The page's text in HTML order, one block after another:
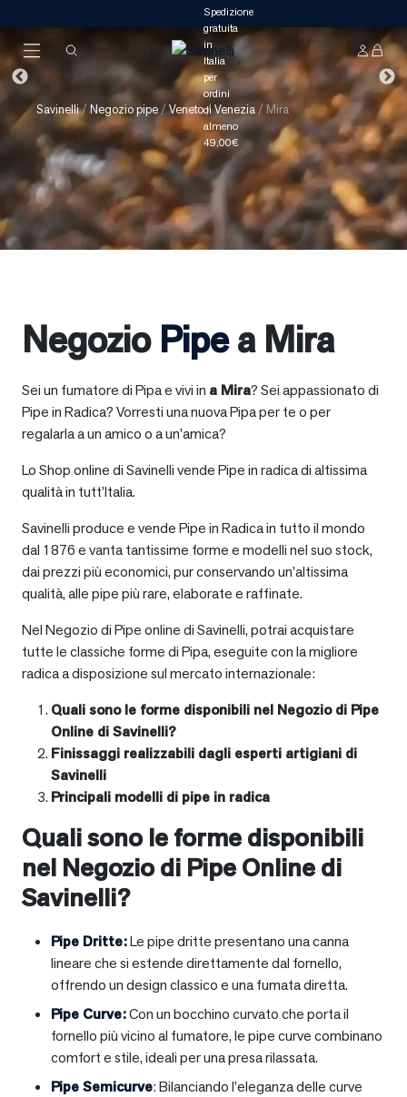
Savinelli/ Negozio pipe/Veneto/Venezia / Mira
Negozio Pipea Mira
Sei un fumatore di Pipa e vivi in a Mira? Sei appassionato di
Pipe in Radica? Vorresti una nuova Pipa per te o per
regalarla a un amico o a un’amica?
Lo Shop online di Savinelli vende Pipe in radica di altissima
qualità in tutt’Italia.
Savinelli produce e vende Pipe in Radica in tutto il mondo
dal 1876 e vanta tantissime forme e modelli nel suo stock,
dai prezzi più economici, pur conservando un’altissima
qualità, alle pipe più rare, elaborate e raffinate.
Nel Negozio di Pipe online di Savinelli, potrai acquistare
tutte le classiche forme di Pipa, eseguite con la migliore
radica a disposizione sul mercato internazionale:
Quali sono le forme disponibili nel Negozio di Pipe
Online di Savinelli?
Finissaggi realizzabili dagli esperti artigiani di
Savinelli
Principali modelli di pipe in radica
Quali sono le forme disponibili
nel Negozio di Pipe Online di
Savinelli?
Pipe Dritte:Le pipe dritte presentano una canna
lineare che si estende direttamente dal fornello,
offrendo un design classico e una fumata diretta.
Pipe Curve:Con un bocchino curvato che porta il
fornello più vicino al fumatore, le pipe curve combinano
comfort e stile, ideali per una presa rilassata.
Pipe Semicurve: Bilanciando l’eleganza delle curve